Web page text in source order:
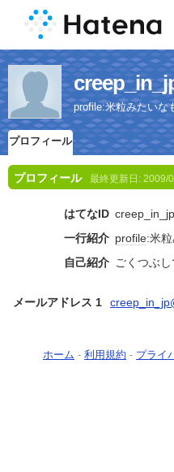
profile:米粒みたいな
プロフィール
プロフィール 最終更新日: 2009/
はてなID creep_in_jp
一行紹介 profile:米
自己紹介 ごくつぶし
メールアドレス 1
ホーム - 利用規約 - プライ